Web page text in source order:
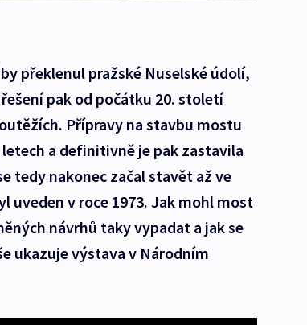
překlenul pražské Nuselské údolí,
pak od počátku 20. století
Přípravy na stavbu mostu
a definitivně je pak zastavila
tedy nakonec začal stavět až ve
uveden v roce 1973. Jak mohl most
návrhů taky vypadat a jak se
ukazuje výstava v Národním